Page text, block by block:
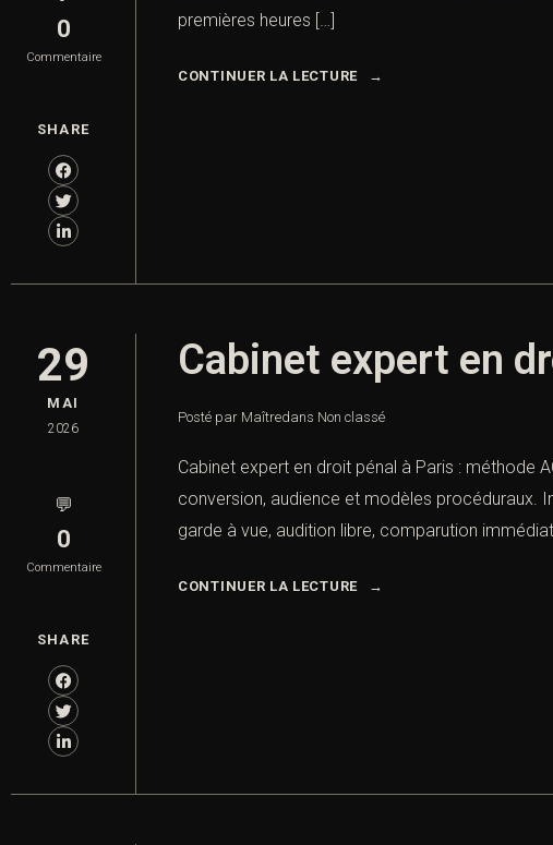
0
Commentaire
SHARE
premières heures […]
CONTINUER LA LECTURE
29
MAI
2026
💬
0
Commentaire
SHARE
Cabinet expert en
Posté par Maîtredans Non classé
Cabinet expert en droit pénal à Paris : méthode
conversion, audience et modèles procéduraux.
garde à vue, audition libre, comparution
CONTINUER LA LECTURE